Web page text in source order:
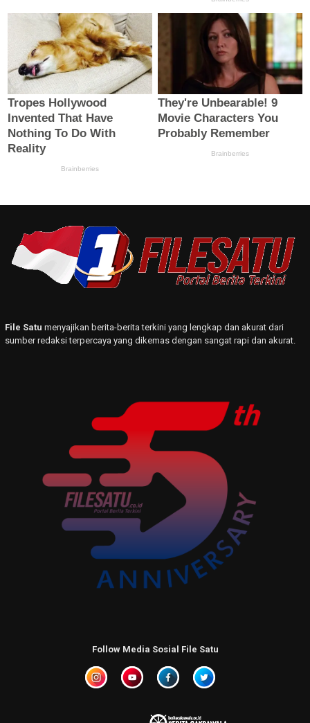
File Satu menyajikan berita-berita terkini yang lengkap dan akurat dari
sumber redaksi terpercaya yang dikemas dengan sangat rapi dan akurat.
Follow Media Sosial File Satu